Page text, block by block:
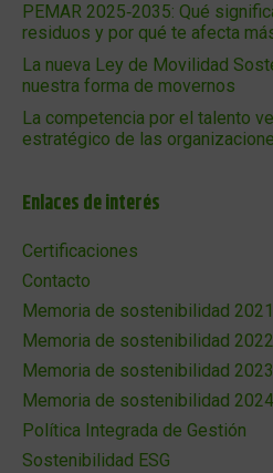
PEMAR 2025‑2035: Qué
residuos y por qué te afecta
La nueva Ley de Movilidad
nuestra forma de movernos
La competencia por el talento
estratégico de las
Enlaces de interés
Certificaciones
Contacto
Memoria de sostenibilidad 2021
Memoria de sostenibilidad 2022
Memoria de sostenibilidad 2023
Memoria de sostenibilidad 2024
Política Integrada de Gestión
Sostenibilidad ESG